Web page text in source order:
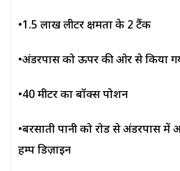
•1.5 लाख लीटर क्षमता के 2 टैंक
•अंडरपास को ऊपर की ओर से किया
•40 मीटर का बॉक्स पोर्शन
•बरसाती पानी को रोड से अंडरपास
हम्प डिज़ाइन